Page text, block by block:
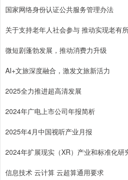
国家网络身份认证公共服务管理办法
关于支持老年人社会参与 推动实现老有
微短剧蓬勃发展，推动消费力升级
AI+文旅深度融合，激发文旅新活力
2025全力推进超高清发展
2024年广电上市公司年报简析
2025年4月中国视听产业月报
2024年扩展现实（XR）产业和标准化研
信息技术 云计算 云超算通用要求